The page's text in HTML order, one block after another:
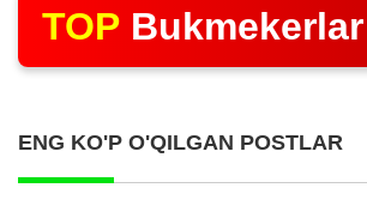
TOP Bukmekerlar
ENG KO'P O'QILGAN POSTLAR